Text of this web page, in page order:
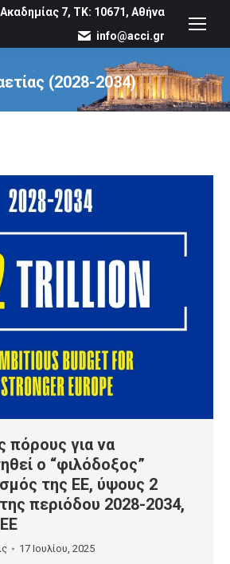
Ακαδημίας 7, ΤΚ: 10671, Αθήνα
info@acci.gr
(2028-2034)
You are here:
πόρους για να
ο “φιλόδοξος”
της ΕΕ, ύψους 2
περιόδου 2028-2034,
17 Ιουλίου, 2025